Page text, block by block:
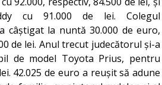
cu 91.000 de lei. Colegul
câștigat la nuntă 30.000 de euro,
de lei. Anul trecut judecătorul și-a
de model Toyota Prius, pentru
42.025 de euro a reușit să adune